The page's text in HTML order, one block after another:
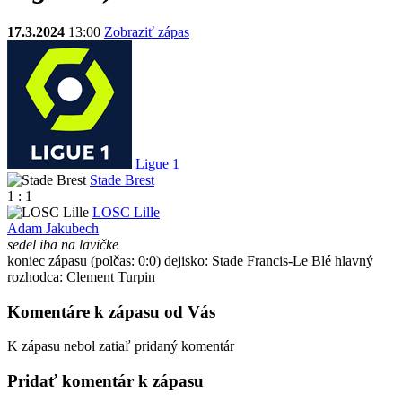
17.3.2024 13:00 Zobraziť zápas
Ligue 1
Stade Brest
1 : 1
LOSC Lille
Adam Jakubech
sedel iba na lavičke
koniec zápasu (polčas: 0:0) dejisko: Stade Francis-Le Blé hlavný
rozhodca: Clement Turpin
Komentáre k zápasu od Vás
K zápasu nebol zatiaľ pridaný komentár
Pridať komentár k zápasu